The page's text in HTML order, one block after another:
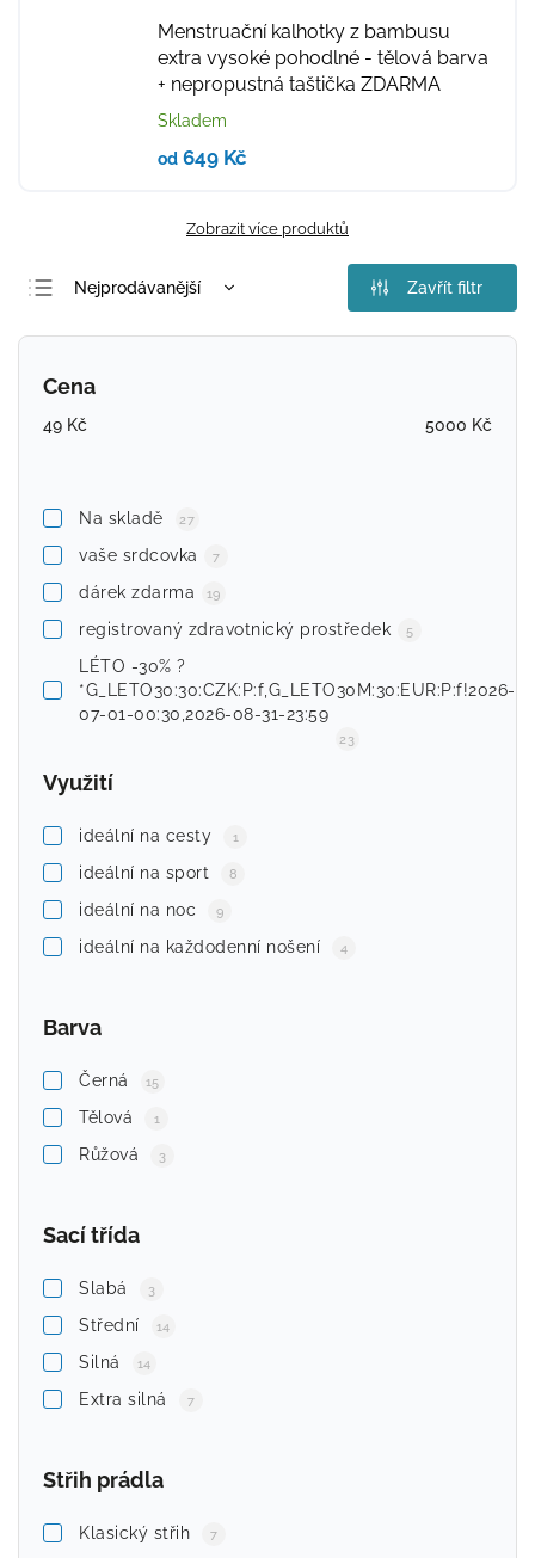
Menstruační kalhotky z bambusu
extra vysoké pohodlné - tělová barva
+ nepropustná taštička ZDARMA
Skladem
od 649 Kč
Zobrazit více produktů
Nejprodávanější
Zavřít filtr
Cena
49 Kč 5000 Kč
Na skladě 27
vaše srdcovka 7
dárek zdarma 19
registrovaný zdravotnický prostředek 5
LÉTO -30% ?
*G_LETO30:30:CZK:P:f,G_LETO30M:30:EUR:P:f!2026-
07-01-00:30,2026-08-31-23:59
23
Využití
ideální na cesty 1
ideální na sport 8
ideální na noc 9
ideální na každodenní nošení 4
Barva
Černá 15
Tělová 1
Růžová 3
Sací třída
Slabá 3
Střední 14
Silná 14
Extra silná 7
Střih prádla
Klasický střih 7